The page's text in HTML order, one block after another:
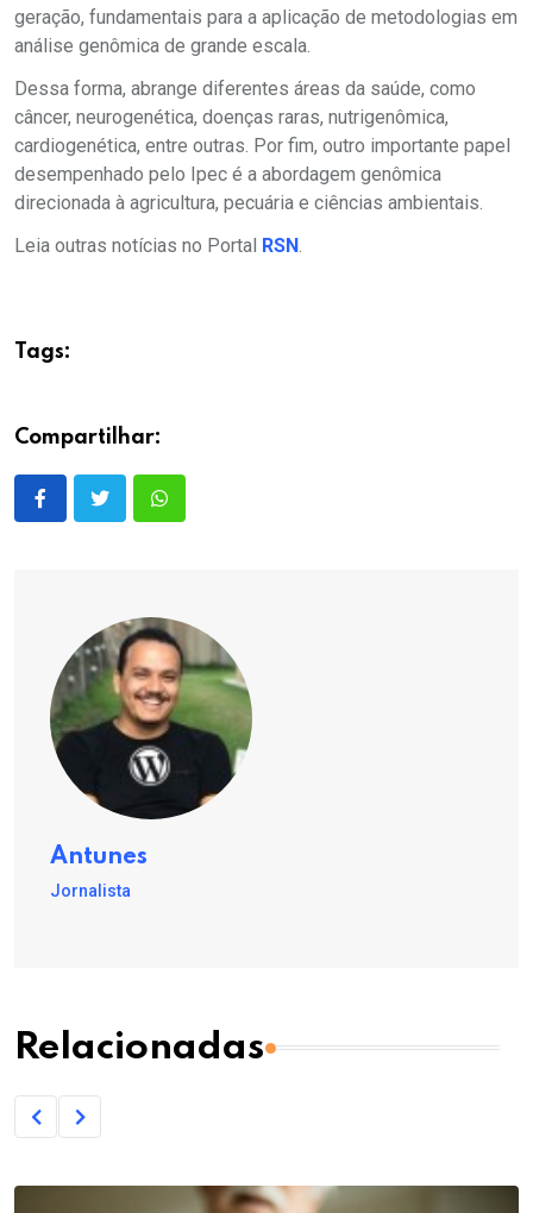
geração, fundamentais para a aplicação de metodologias em
análise genômica de grande escala.
Dessa forma, abrange diferentes áreas da saúde, como
câncer, neurogenética, doenças raras, nutrigenômica,
cardiogenética, entre outras. Por fim, outro importante papel
desempenhado pelo Ipec é a abordagem genômica
direcionada à agricultura, pecuária e ciências ambientais.
Leia outras notícias no Portal RSN.
Tags:
Compartilhar:
Antunes
Jornalista
Relacionadas